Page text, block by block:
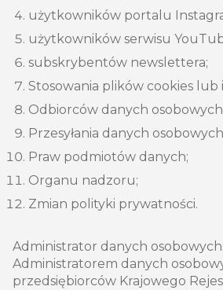
użytkowników portalu
użytkowników serwisu
subskrybentów newslettera;
Stosowania plików cookies
Odbiorców danych
Przesyłania danych
Praw podmiotów danych;
Organu nadzoru;
Zmian polityki prywatności.
Administrator danych osobowych:
Administratorem danych
przedsiębiorców Krajowego